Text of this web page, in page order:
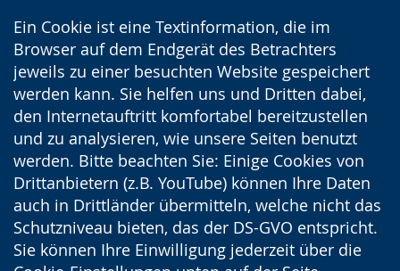
Ein Cookie ist eine Textinformation, die im
Browser auf dem Endgerät des Betrachters
jeweils zu einer besuchten Website gespeichert
werden kann. Sie helfen uns und Dritten dabei,
den Internetauftritt komfortabel bereitzustellen
und zu analysieren, wie unsere Seiten benutzt
werden. Bitte beachten Sie: Einige Cookies von
Drittanbietern (z.B. YouTube) können Ihre Daten
auch in Drittländer übermitteln, welche nicht das
Schutzniveau bieten, das der DS-GVO entspricht.
Sie können Ihre Einwilligung jederzeit über die